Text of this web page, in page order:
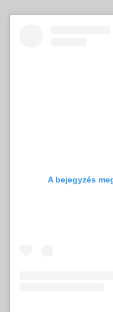
A bejegyzés